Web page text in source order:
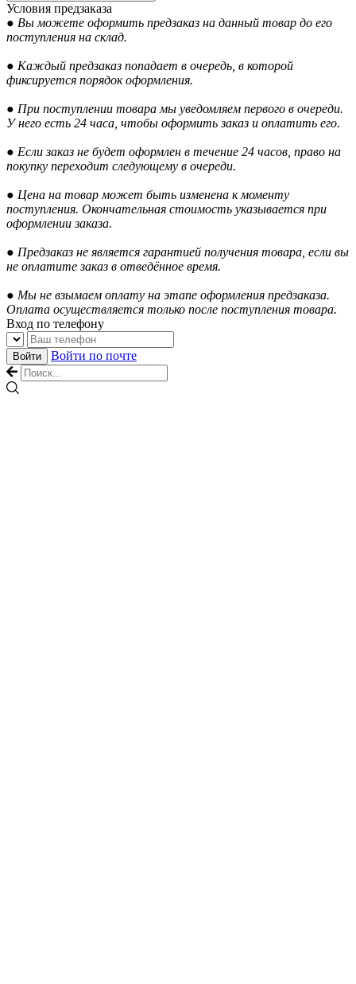
Условия предзаказа
● Вы можете оформить предзаказ на данный товар до его
поступления на склад.
● Каждый предзаказ попадает в очередь, в которой
фиксируется порядок оформления.
● При поступлении товара мы уведомляем первого в очереди.
У него есть 24 часа, чтобы оформить заказ и оплатить его.
● Если заказ не будет оформлен в течение 24 часов, право на
покупку переходит следующему в очереди.
● Цена на товар может быть изменена к моменту
поступления. Окончательная стоимость указывается при
оформлении заказа.
● Предзаказ не является гарантией получения товара, если вы
не оплатите заказ в отведённое время.
● Мы не взымаем оплату на этапе оформления предзаказа.
Оплата осуществляется только после поступления товара.
Вход по телефону
Войти Войти по почте